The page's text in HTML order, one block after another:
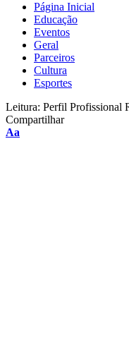
Página Inicial
Educação
Eventos
Geral
Parceiros
Cultura
Esportes
Leitura: Perfil Profissional
Compartilhar
Aa